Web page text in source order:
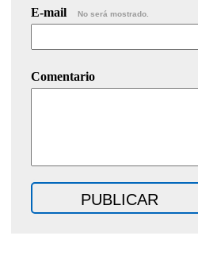
E-mail No será mostrado.
Comentario